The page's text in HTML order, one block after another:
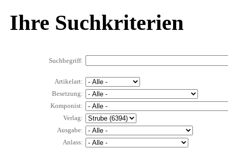
Ihre Suchkriterien
Suchbegriff:
Artikelart:
Besetzung:
Komponist:
Verlag:
Ausgabe:
Anlass: